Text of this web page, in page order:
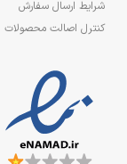
شرایط ارسال سفارش
کنترل اصالت محصولات